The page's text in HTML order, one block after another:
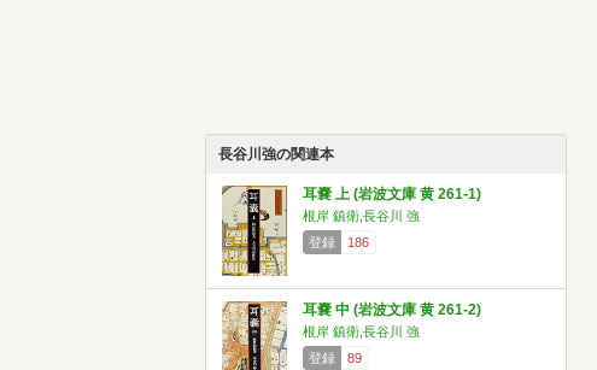
長谷川強の関連本
耳嚢 上 (岩波文庫 黄 261-1)
根岸 鎮衛,長谷川 強
登録
186
耳嚢 中 (岩波文庫 黄 261-2)
根岸 鎮衛,長谷川 強
登録
89